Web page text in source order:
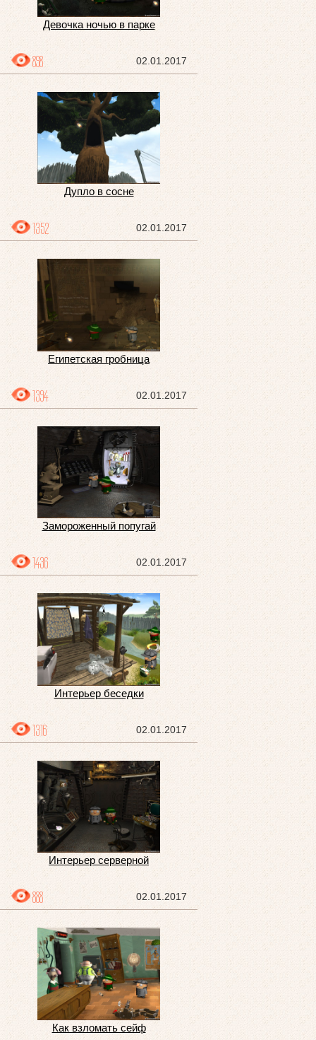
Девочка ночью в парке
02.01.2017
898
Дупло в сосне
02.01.2017
1352
Египетская гробница
02.01.2017
1394
Замороженный попугай
02.01.2017
1436
Интерьер беседки
02.01.2017
1316
Интерьер серверной
02.01.2017
888
Как взломать сейф